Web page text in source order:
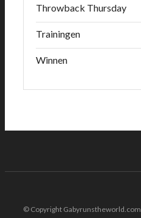
Throwback Thursday
Trainingen
Winnen
© Copyright Gabyrunstheworld.com